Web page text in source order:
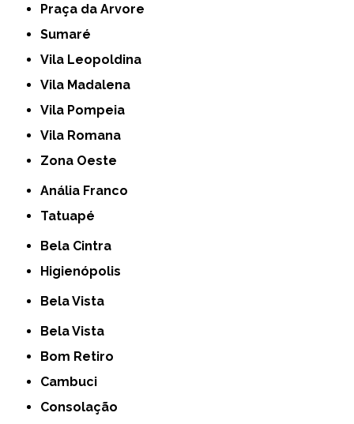
Praça da Arvore
Sumaré
Vila Leopoldina
Vila Madalena
Vila Pompeia
Vila Romana
Zona Oeste
Anália Franco
Tatuapé
Bela Cintra
Higienópolis
Bela Vista
Bela Vista
Bom Retiro
Cambuci
Consolação